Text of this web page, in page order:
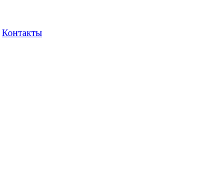
Контакты